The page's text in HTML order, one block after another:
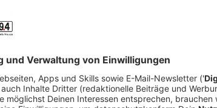
werden benötigt: Einschaltplan, DAT,
dBFS (digital) +6 dBu (analog)) per E-
den Kunden und das Produkt.
Musikdauer in Sekunden (fehlen
Musik). Von den Texten muß eine
Änderungen des Ausstrahlungsmotivs
der vorherigen schriftlichen